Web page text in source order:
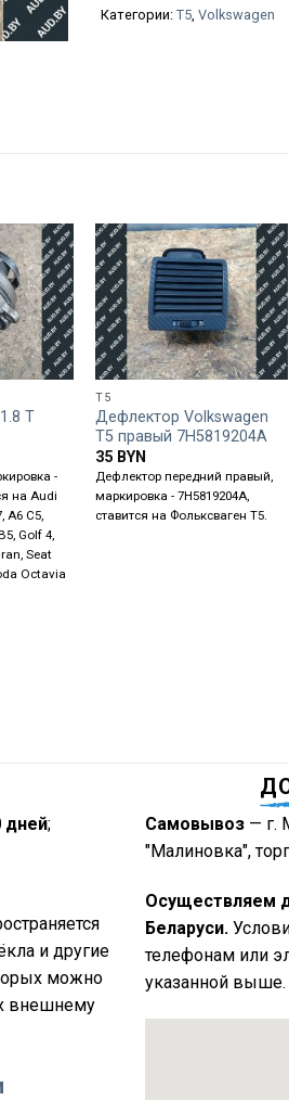
Категории:T5 ,Volkswagen
T
-
на Audi
A6 C5,
Golf 4,
Seat
Octavia
T5
Дефлектор Volkswagen
T5 правый 7H5819204A
35 BYN
Дефлектор передний правый,
маркировка - 7H5819204A,
ставится на Фольксваген Т5.
дней;
и другие
можно
внешнему
Самовывоз— г.
"Малиновка",
Осуществляем
Беларуси.
телефонам или
указанной выше.